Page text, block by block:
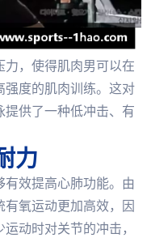
力，使得肌肉男可以在
强度的肌肉训练。这对
供了一种低冲击、有
力
效提高心肺功能。由
氧运动更加高效，因
动时对关节的冲击，